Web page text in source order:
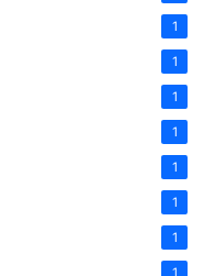
1
1
1
1
1
1
1
1